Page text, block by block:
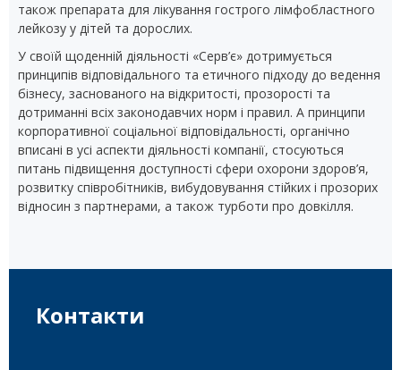
також препарата для лікування гострого лімфобластного
лейкозу у дітей та дорослих.
У своїй щоденній діяльності «Серв’є» дотримується
принципів відповідального та етичного підходу до ведення
бізнесу, заснованого на відкритості, прозорості та
дотриманні всіх законодавчих норм і правил. А принципи
корпоративної соціальної відповідальності, органічно
вписані в усі аспекти діяльності компанії, стосуються
питань підвищення доступності сфери охорони здоров’я,
розвитку співробітників, вибудовування стійких і прозорих
відносин з партнерами, а також турботи про довкілля.
Контакти